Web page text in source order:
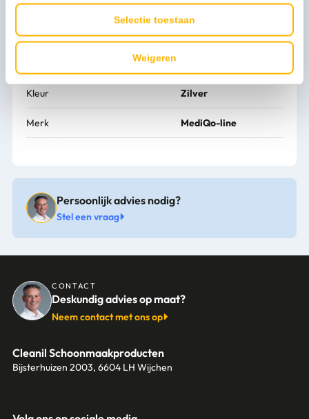
Selectie toestaan
Weigeren
Artikel hoogte mm 230
Artikel breedte mm 455
Kleur Zilver
Merk MediQo-line
Persoonlijk advies nodig?
Stel een vraag
CONTACT
Deskundig advies op maat?
Neem contact met ons op
Cleanil Schoonmaakproducten
Bijsterhuizen 2003, 6604 LH Wijchen